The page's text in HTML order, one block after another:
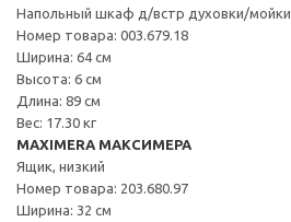
Напольный шкаф д/встр духовки/мойки
Номер товара: 003.679.18
Ширина: 64 см
Высота: 6 см
Длина: 89 см
Вес: 17.30 кг
MAXIMERA МАКСИМЕРА
Ящик, низкий
Номер товара: 203.680.97
Ширина: 32 см